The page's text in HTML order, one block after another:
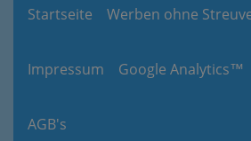
Startseite Werben ohne
Impressum Google Analytics™
AGB's